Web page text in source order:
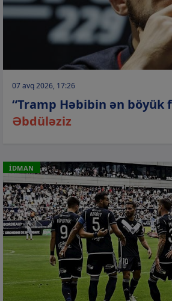
07 avq 2026, 17:26
“Tramp Həbibin ən böyük
Əbdüləziz
İDMAN